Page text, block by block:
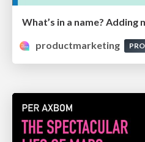
What’s in a name?
productmarketing
PRO